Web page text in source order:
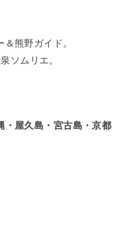
熊野ガイド。
ソムリエ。
・屋久島・宮古島・京都